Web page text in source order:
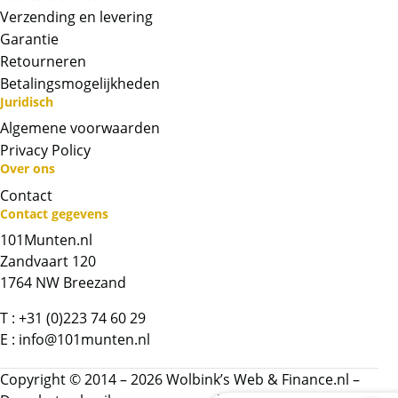
BTW
21% btw berekend te worden (voor de
mensen die onze advertentie via marktplaats
e.d. zien, kan het zijn dat de verkoopprijs
exclusief btw wordt weergegeven. De prijs op
www.101munten.nl is inclusief 21% btw)
Whatsapp ons!
Verzending en levering
Garantie
Retourneren
Betalingsmogelijkheden
Juridisch
Algemene voorwaarden
Privacy Policy
Over ons
Contact
Contact gegevens
101Munten.nl
Zandvaart 120
1764 NW Breezand
T : +31 (0)223 74 60 29
E : info@101munten.nl
Copyright © 2014 – 2026 Wolbink’s Web & Finance.nl –